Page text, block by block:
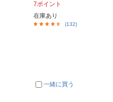
7ポイント
在庫あり
(132)
一緒に買う